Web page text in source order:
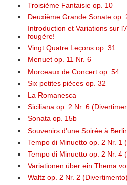
Troisième Fantaisie op. 10
Deuxième Grande Sonate op.
Introduction et Variations sur
fougère!
Vingt Quatre Leçons op. 31
Menuet op. 11 Nr. 6
Morceaux de Concert op. 54
Six petites pièces op. 32
La Romanesca
Siciliana op. 2 Nr. 6
Sonata op. 15b
Souvenirs d'une Soirée à
Tempo di Minuetto op. 2 Nr. 1
Tempo di Minuetto op. 2 Nr. 4
Variationen über ein Thema
Waltz op. 2 Nr. 2 (Divertimento)